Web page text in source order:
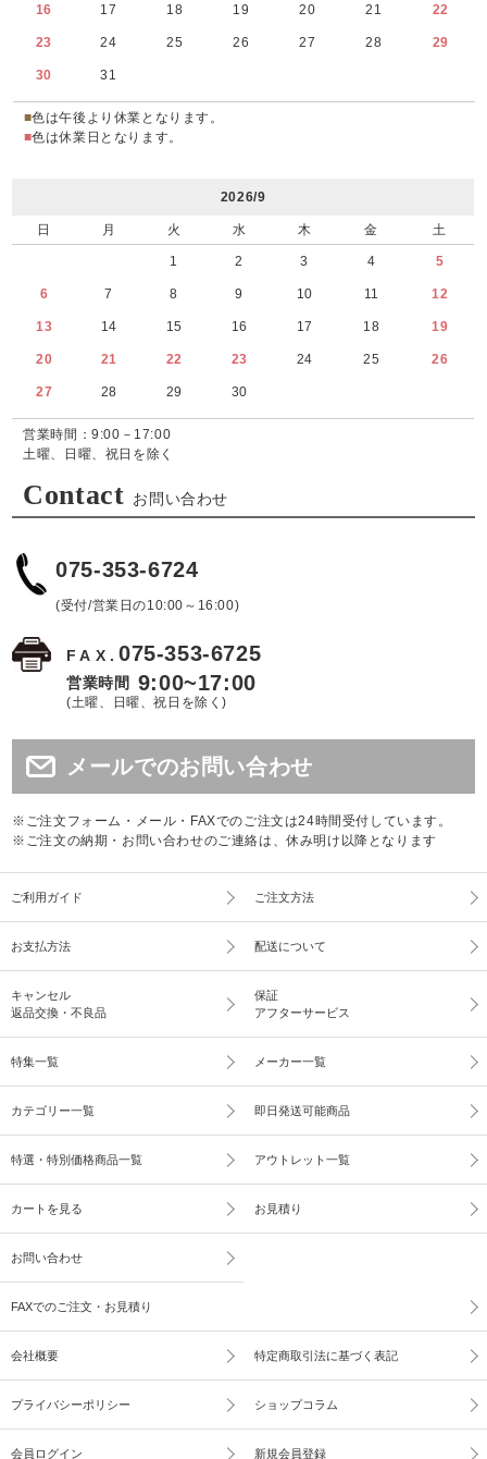
16 17 18 19 20 21 22
23 24 25 26 27 28 29
30 31
■色は午後より休業となります。
■色は休業日となります。
2026/9
日 月 火 水 木 金 土
1 2 3 4 5
6 7 8 9 10 11 12
13 14 15 16 17 18 19
20 21 22 23 24 25 26
27 28 29 30
営業時間：9:00－17:00
土曜、日曜、祝日を除く
Contact お問い合わせ
075-353-6724
(受付/営業日の10:00～16:00)
FAX.075-353-6725
営業時間 9:00~17:00
(土曜、日曜、祝日を除く)
メールでのお問い合わせ
※ご注文フォーム・メール・FAXでのご注文は24時間受付しています。
※ご注文の納期・お問い合わせのご連絡は、休み明け以降となります
ご利用ガイド ご注文方法
お支払方法 配送について
キャンセル
返品交換・不良品
保証
アフターサービス
特集一覧 メーカー一覧
カテゴリー一覧 即日発送可能商品
特選・特別価格商品一覧 アウトレット一覧
カートを見る お見積り
お問い合わせ
FAXでのご注文・お見積り
会社概要 特定商取引法に基づく表記
プライバシーポリシー ショップコラム
会員ログイン 新規会員登録